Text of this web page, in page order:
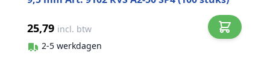
25,79 incl. btw
2-5 werkdagen